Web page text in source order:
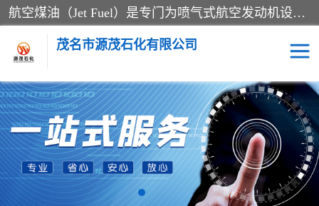
航空煤油（Jet Fuel）是专门为喷气式航空发动机设计的高纯度燃料，主要分为Jet A、Jet A-1和Jet B等类型。其特点是闪点高、低温流动性好，并添加了抗静电剂和抗氧化剂以确保飞行安全。航空煤油需
茂名市源茂石化有限公司
RP3航空煤油 D20+D30溶剂油
D40+D60溶剂油 D80+D100溶剂油
6号+120号溶剂油 260号溶剂油